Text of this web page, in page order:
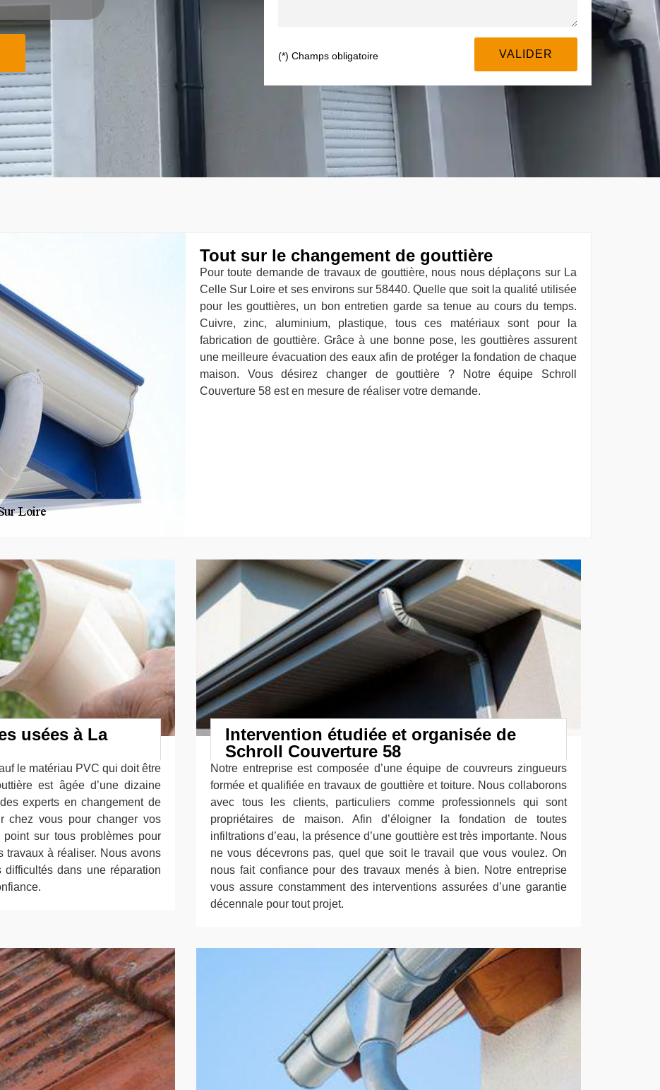
(*) Champs obligatoire
Tout sur le changement de gouttière
Pour toute demande de travaux de gouttière, nous nous déplaçons sur La
Celle Sur Loire et ses environs sur 58440. Quelle que soit la qualité utilisée
pour les gouttières, un bon entretien garde sa tenue au cours du temps.
Cuivre, zinc, aluminium, plastique, tous ces matériaux sont pour la
fabrication de gouttière. Grâce à une bonne pose, les gouttières assurent
une meilleure évacuation des eaux afin de protéger la fondation de chaque
maison. Vous désirez changer de gouttière ? Notre équipe Schroll
Couverture 58 est en mesure de réaliser votre demande.
usées à La
le matériau PVC qui doit être
est âgée d’une dizaine
experts en changement de
chez vous pour changer vos
sur tous problèmes pour
travaux à réaliser. Nous avons
dans une réparation
Intervention étudiée et organisée de
Schroll Couverture 58
Notre entreprise est composée d’une équipe de couvreurs zingueurs
formée et qualifiée en travaux de gouttière et toiture. Nous collaborons
avec tous les clients, particuliers comme professionnels qui sont
propriétaires de maison. Afin d’éloigner la fondation de toutes
infiltrations d’eau, la présence d’une gouttière est très importante. Nous
ne vous décevrons pas, quel que soit le travail que vous voulez. On
nous fait confiance pour des travaux menés à bien. Notre entreprise
vous assure constamment des interventions assurées d’une garantie
décennale pour tout projet.